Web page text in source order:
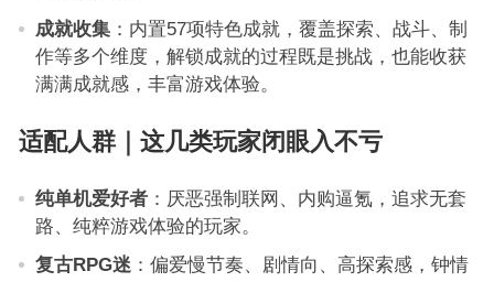
成就收集：内置57项特色成就，覆盖探索、战斗、制
作等多个维度，解锁成就的过程既是挑战，也能收获
满满成就感，丰富游戏体验。
适配人群｜这几类玩家闭眼入不亏
纯单机爱好者：厌恶强制联网、内购逼氪，追求无套
路、纯粹游戏体验的玩家。
复古RPG迷 ：偏爱慢节奏、剧情向、高探索感，钟情